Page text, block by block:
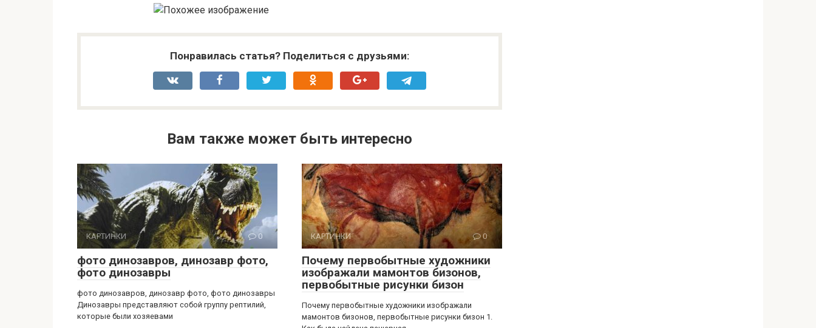
Понравилась статья? Поделиться с друзьями:
Вам также может быть интересно
КАРТИНКИ 0
фото динозавров, динозавр фото,
фото динозавры
фото динозавров, динозавр фото, фото динозавры
Динозавры представляют собой группу рептилий,
которые были хозяевами
КАРТИНКИ 0
Почему первобытные художники
изображали мамонтов бизонов,
первобытные рисунки бизон
Почему первобытные художники изображали
мамонтов бизонов, первобытные рисунки бизон 1.